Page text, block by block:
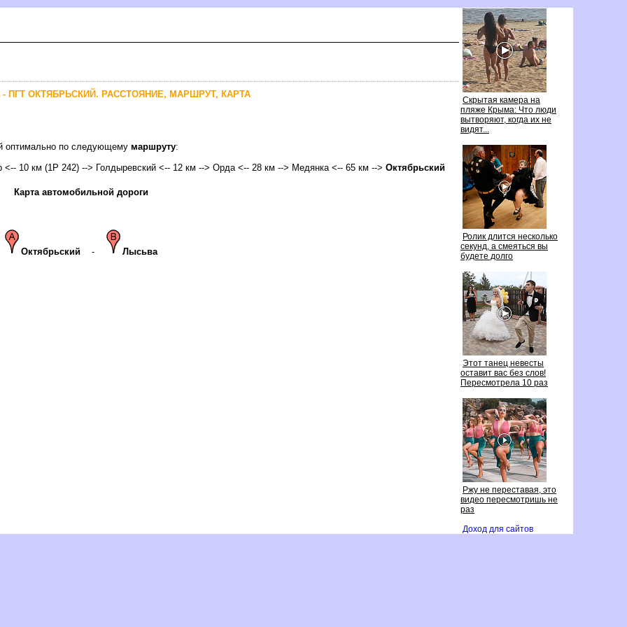
Скрытая камера на
пляже Крыма: Что люди
ытворяют, когда их не
идят...
Ролик длится несколько
секунд, а смеяться вы
удете долго
Этот танец невесты
оставит вас без слов!
Пересмотрела 10 раз
Ржу не переставая, это
идео пересмотришь не
раз
Доход для сайто
ПГТ ОКТЯБРЬСКИЙ. РАССТОЯНИЕ, МАРШРУТ, КАРТА
оптимально по следующему маршруту:
<-- 10 км (1Р 242) --> Голдыревский <-- 12 км --> Орда <-- 28 км --> Медянка <-- 65 км --> Октябрьский
Карта автомобильной дороги
Октябрьский - Лысьва